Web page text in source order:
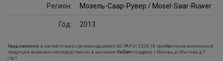
Регион: Мозель-Саар-Рувер / Mosel-Saar-Ruwer
Год: 2013
Уведомление: в соответствии с рекомендациями ФС РАР от 25.06.18 приобретение алкогольной
продукции возможно непосредственно в магазине VinDom по адресу: г.Москва, ул.Мытная, д.7,
стр.1